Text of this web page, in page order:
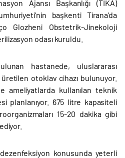
Ajansı Başkanlığı (TİKA)
başkenti Tirana’da
Glozheni Obstetrik-Jinekoloji
odası kuruldu.
hastanede, uluslararası
otoklav cihazı bulunuyor.
ameliyatlarda kullanılan teknik
planlanıyor. 675 litre kapasiteli
15-20 dakika gibi
konusunda yeterli